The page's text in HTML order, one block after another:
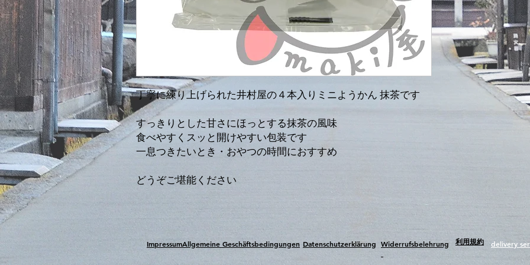
丁寧に練り上げられた井村屋の４本入りミニようかん 抹茶です
すっきりとした甘さにほっとする抹茶の風味
食べやすくスッと開けやすい包装です
一息つきたいとき・おやつの時間におすすめ
どうぞご堪能ください
ImpressumAllgemeine Geschäftsbedingungen Datenschutzerklärung Widerrufsbelehrung ​利用規約 delivery